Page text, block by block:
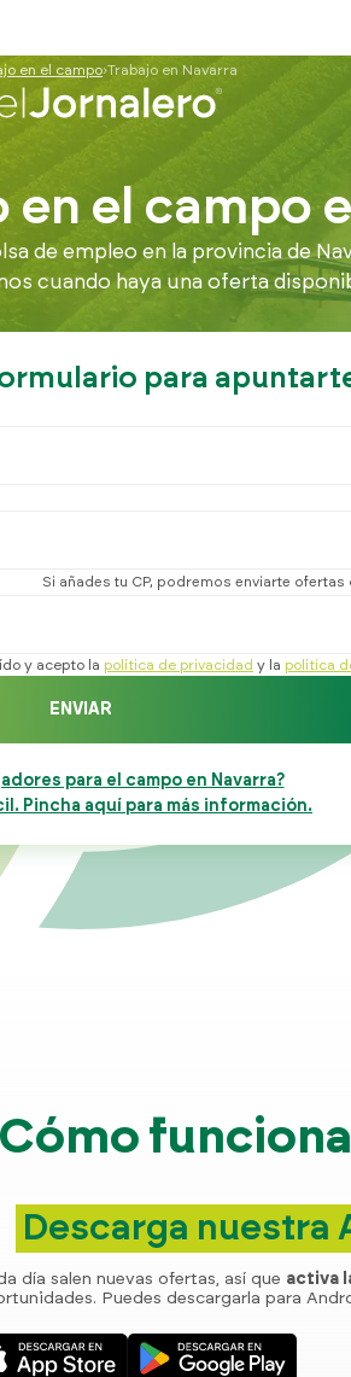
en el campo Trabajo en Navarra
en el campo
de empleo en la provincia de
cuando haya una oferta
para
Si añades tu CP, podremos enviarte ofertas
y acepto la política de privacidad y la política
ENVIAR
para el campo en Navarra?
Pincha aquí para más información.
Descarga nuestra
día salen nuevas ofertas, así que activa
Puedes descargarla para